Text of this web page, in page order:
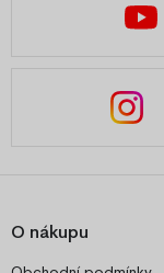
O nákupu